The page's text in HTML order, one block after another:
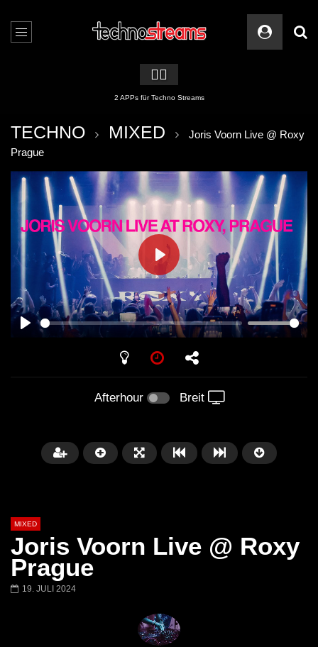
🏳️‍🌈
2 APPs für Techno Streams
TECHNO MIXED
Joris Voorn Live @ Roxy
Prague
PLAY
PLAY
Afterhour Breit
MIXED
Joris Voorn Live @ Roxy
Prague
19. JULI 2024